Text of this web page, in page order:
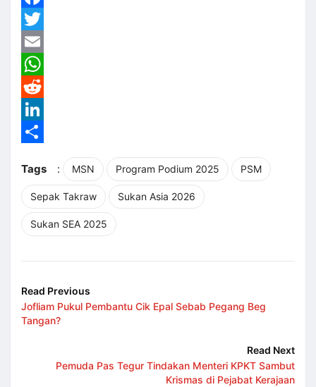
Facebook
Twitter
Email
WhatsApp
Reddit
LinkedIn
Tags
: MSN Program Podium 2025 PSM
Sepak Takraw Sukan Asia 2026
Sukan SEA 2025
Read Previous
Jofliam Pukul Pembantu Cik Epal Sebab Pegang Beg
Tangan?
Read Next
Pemuda Pas Tegur Tindakan Menteri KPKT Sambut
Krismas di Pejabat Kerajaan